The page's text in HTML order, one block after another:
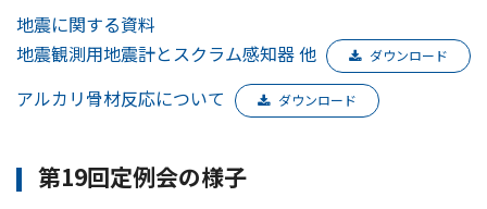
地震に関する資料
地震観測用地震計とスクラム感知器 他
ダウンロード
アルカリ骨材反応について ダウンロード
第19回定例会の様子